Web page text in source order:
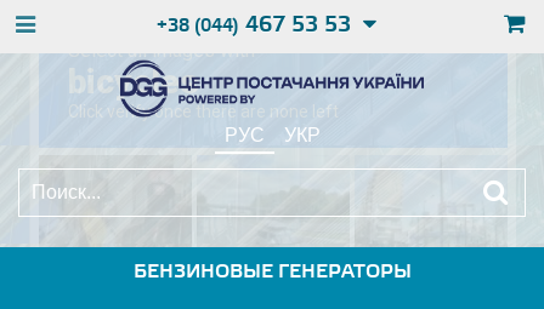
+38 (044) 467 53 53
РУС УКР
БЕНЗИНОВЫЕ ГЕНЕРАТОРЫ